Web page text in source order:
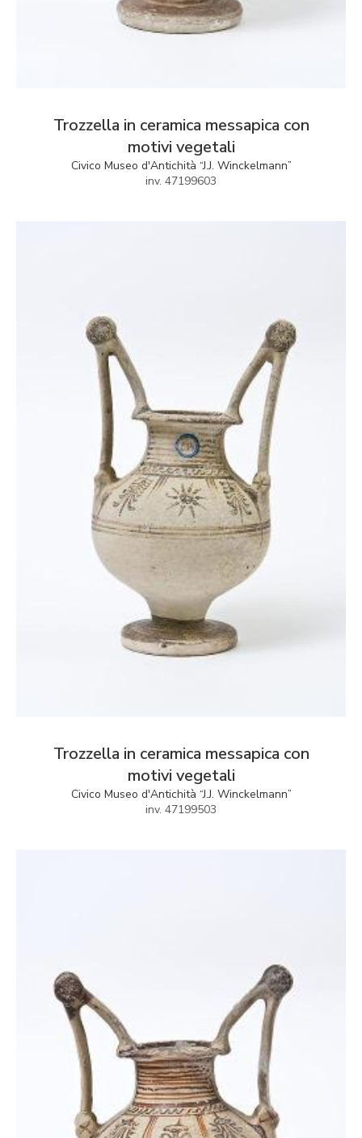
Trozzella in ceramica messapica con
motivi vegetali
Civico Museo d'Antichità “J.J. Winckelmann”
inv. 47199603
Trozzella in ceramica messapica con
motivi vegetali
Civico Museo d'Antichità “J.J. Winckelmann”
inv. 47199503